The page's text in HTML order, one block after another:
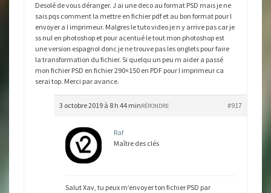
Desolé de vous déranger. J ai une deco au format PSD mais je ne
sais pqs comment la mettre en fichier pdf et au bon format pour l
envoyer a l imprimeur. Malgres le tuto video je n y arrive pas car je
ss nul en photoshop et pour acentué le tout mon photoshop est
une version espagnol donc je ne trouve pas les onglets pour faire
la transformation du fichier. Si quelqu un peu m aider a passé
mon fichier PSD en fichier 290×150 en PDF pour l imprimeur ca
serai top. Merci par avance.
3 octobre 2019 à 8 h 44 min #917
RÉPONDRE
Raf
Maître des clés
Salut Xav, tu peux m’envoyer ton fichier PSD par